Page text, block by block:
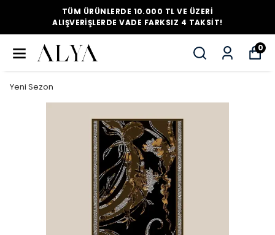
TÜM ÜRÜNLERDE 10.000 TL VE ÜZERI
ALIŞVERIŞLERDE VADE FARKSIZ 4 TAKSIT!
0
Yeni Sezon